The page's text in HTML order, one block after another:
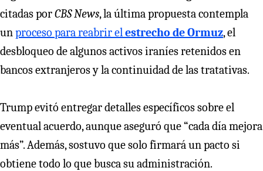
citadas porCBS News, la última propuesta contempla
unproceso para reabrir elestrecho de Ormuz, el
desbloqueo de algunos activos iraníes retenidos en
bancos extranjeros y la continuidad de las tratativas.
Trump evitó entregar detalles específicos sobre el
eventual acuerdo, aunque aseguró que “cada día mejora
más”. Además, sostuvo que solo firmará un pacto si
obtiene todo lo que busca su administración.